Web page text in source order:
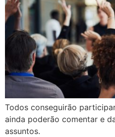
Todos conseguirão
ainda poderão comentar e
assuntos.